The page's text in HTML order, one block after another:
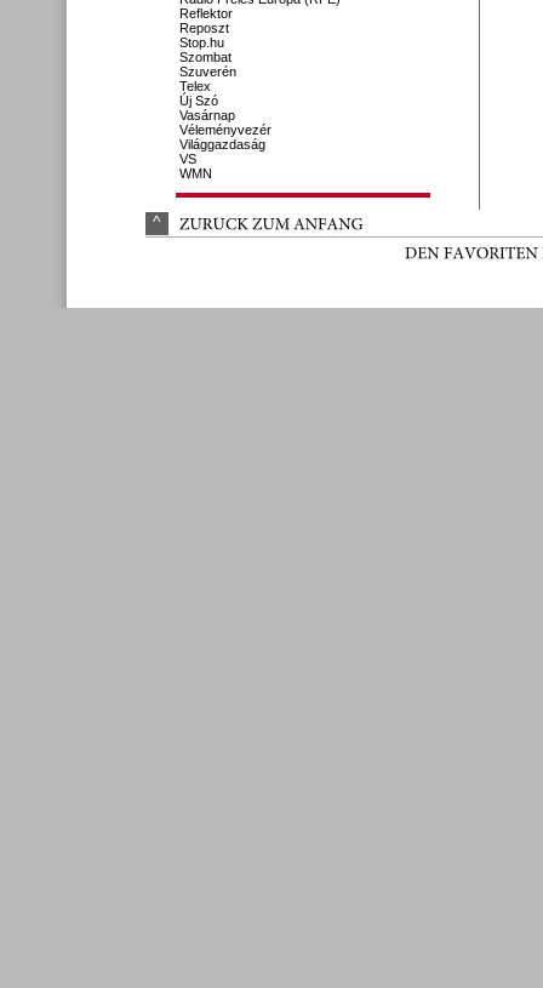
Reflektor
Reposzt
Stop.hu
Szombat
Szuverén
Telex
Új Szó
Vasárnap
Véleményvezér
Világgazdaság
VS
WMN
^ ZURÜCK ZUM ANFANG
DEN FAVORITEN